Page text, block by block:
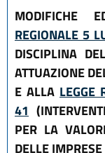
MODIFICHE
REGIONALE 5
DISCIPLINA
ATTUAZIONE
E ALLA LEGGE
41
PER LA
DELLE